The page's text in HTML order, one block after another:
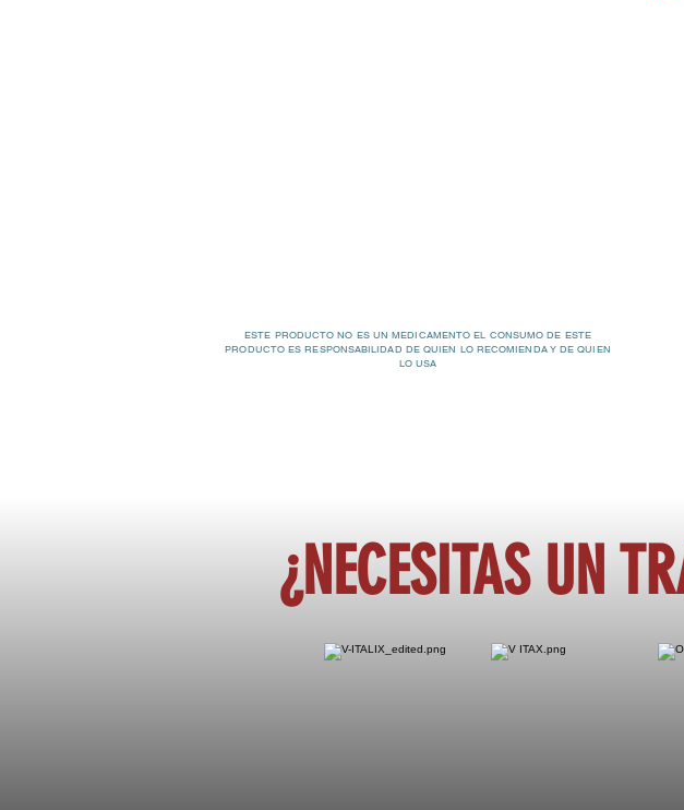
ESTE PRODUCTO NO ES UN MEDICAMENTO EL CONSUMO DE ESTE
PRODUCTO ES RESPONSABILIDAD DE QUIEN LO RECOMIENDA Y DE QUIEN
LO USA
¿NECESITAS UN